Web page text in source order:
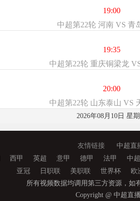
19:00
中超第22轮 河南 VS 青
19:35
中超第22轮 重庆铜梁龙
20:00
中超第22轮 山东泰山 VS
2026年08月10日 星
友情链接
中超直
西甲 英超 意甲 德甲 法甲 中超
亚冠
日职联 美职联 世界杯 欧
所有视频数据均调用第三方资源，如
Copyright @ 中超直